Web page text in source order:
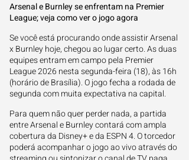
Arsenal e Burnley se enfrentam na Premier
League; veja como ver o jogo agora
Se você está procurando onde assistir Arsenal
x Burnley hoje, chegou ao lugar certo. As duas
equipes entram em campo pela Premier
League 2026 nesta segunda-feira (18), às 16h
(horário de Brasília). O jogo fecha a rodada de
segunda com muita expectativa na capital.
Para quem não quer perder nada, a partida
entre Arsenal e Burnley contará com ampla
cobertura da Disney+ e da ESPN 4. O torcedor
poderá acompanhar o jogo ao vivo através do